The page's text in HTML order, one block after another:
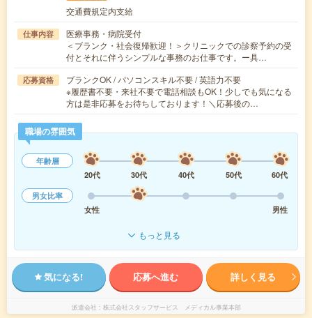
交通費規定内支給
仕事内容
医療事務・病院受付
＜ブランク・社会復帰歓迎！＞クリニックでの診察予約の受
付とそれに伴うシンプルな事務のお仕事です。ー具…
応募資格
ブランクOK / パソコンスキル不要 / 英語力不要
※履歴書不要・来社不要で電話相談もOK！少しでも気になる
方は是非応募をお待ちしております！＼応募後の…
職場の雰囲気
年齢層
20代
30代 40代 50代
60代
男女比率
女性
男性
もっと見る
気になる! 応募へ進む 詳しく見る
派遣会社 株式会社スタッフサービス メディカル事業本部